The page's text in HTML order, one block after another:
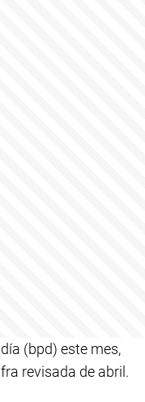
(bpd) este mes,
revisada de abril.